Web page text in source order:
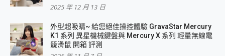
2025 年 12 月 13 日
外型超吸晴~ 給您絕佳操控體驗 GravaStar Mercury
K1 系列 異星機械鍵盤與 Mercury X 系列 輕量無線電
競滑鼠 開箱 評測